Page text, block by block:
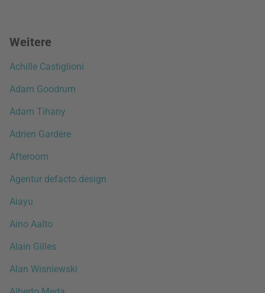
Weitere
Achille Castiglioni
Adam Goodrum
Adam Tihany
Adrien Gardère
Afteroom
Agentur defacto.design
Aiayu
Aino Aalto
Alain Gilles
Alan Wisniewski